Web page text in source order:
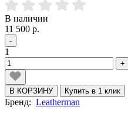
В наличии
11 500 р.
-
1
+
В КОРЗИНУ Купить в 1 клик
Бренд: Leatherman